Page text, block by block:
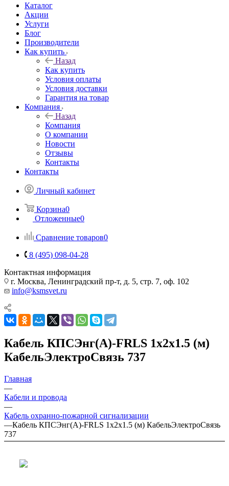
Каталог
Акции
Услуги
Блог
Производители
Как купить
Назад
Как купить
Условия оплаты
Условия доставки
Гарантия на товар
Компания
Назад
Компания
О компании
Новости
Отзывы
Контакты
Контакты
Личный кабинет
Корзина0
Отложенные0
Сравнение товаров0
8 (495) 098-04-28
Контактная информация
г. Москва, Ленинградский пр-т, д. 5, стр. 7, оф. 102
info@ksmsvet.ru
Кабель КПСЭнг(А)-FRLS 1х2х1.5 (м)
КабельЭлектроСвязь 737
Главная
—
Кабели и провода
—
Кабель охранно-пожарной сигнализации
—Кабель КПСЭнг(А)-FRLS 1х2х1.5 (м) КабельЭлектроСвязь
737